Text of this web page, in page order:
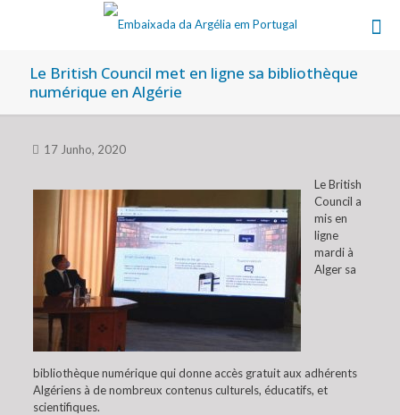
Le British Council met en ligne sa bibliothèque
numérique en Algérie
17 Junho, 2020
Le British
Council a
mis en
ligne
mardi à
Alger sa
bibliothèque numérique qui donne accès gratuit aux adhérents
Algériens à de nombreux contenus culturels, éducatifs, et
scientifiques.